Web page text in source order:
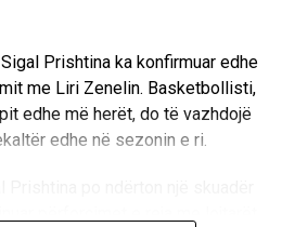
Prishtina ka konfirmuar edhe
me Liri Zenelin. Basketbollisti,
edhe më herët, do të vazhdojë
edhe në sezonin e ri.